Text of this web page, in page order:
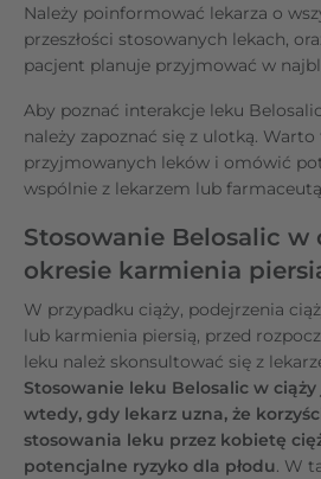
Należy poinformować lekarza o
przeszłości stosowanych lekach,
pacjent planuje przyjmować w
Aby poznać interakcje leku
należy zapoznać się z ulotką.
przyjmowanych leków i omówić
wspólnie z lekarzem lub
Stosowanie Belosalic w
okresie karmienia
W przypadku ciąży, podejrzenia
lub karmienia piersią, przed
leku należ skonsultować się z
Stosowanie leku Belosalic w
wtedy, gdy lekarz uzna, że
stosowania leku przez kobietę
potencjalne ryzyko dla płodu. W